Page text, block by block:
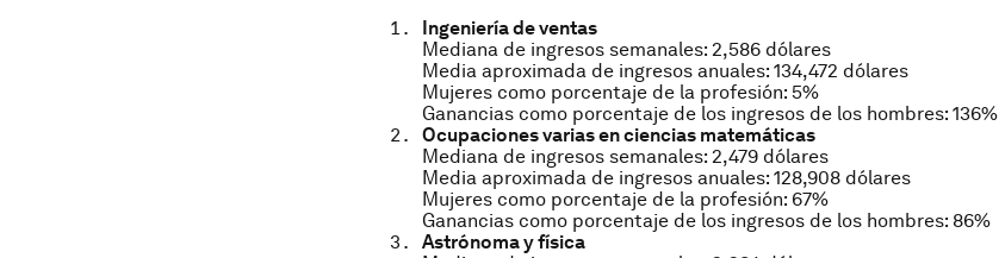
Ingeniería de ventas
Mediana de ingresos semanales: 2,586 dólares
Media aproximada de ingresos anuales: 134,472 dólares
Mujeres como porcentaje de la profesión: 5%
Ganancias como porcentaje de los ingresos de los hombres: 136%
Ocupaciones varias en ciencias matemáticas
Mediana de ingresos semanales: 2,479 dólares
Media aproximada de ingresos anuales: 128,908 dólares
Mujeres como porcentaje de la profesión: 67%
Ganancias como porcentaje de los ingresos de los hombres: 86%
Astrónoma y física